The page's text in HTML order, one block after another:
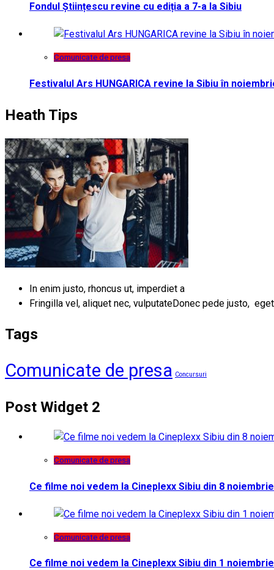
Fondul Științescu revine cu ediția a 7-a la Sibiu
Comunicate de presa
Festivalul Ars HUNGARICA revine la Sibiu în
Heath Tips
In enim justo, rhoncus ut, imperdiet a
Fringilla vel, aliquet nec, vulputateDonec pede justo,
Tags
Comunicate de presa Concursuri
Post Widget 2
Comunicate de presa
Ce filme noi vedem la Cineplexx Sibiu din 8 noiembrie
Comunicate de presa
Ce filme noi vedem la Cineplexx Sibiu din 1 noiembrie